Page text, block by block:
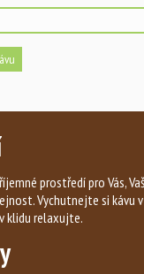
prostředí pro Vás,
Vychutnejte si kávu
klidu relaxujte.